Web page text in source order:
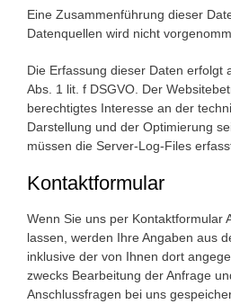
Eine Zusammenführung dieser
Datenquellen wird nicht
Die Erfassung dieser Daten erfolgt
Abs. 1 lit. f DSGVO. Der
berechtigtes Interesse an der
Darstellung und der Optimierung
müssen die Server-Log-Files
Kontaktformular
Wenn Sie uns per Kontaktformular
lassen, werden Ihre Angaben aus
inklusive der von Ihnen dort
zwecks Bearbeitung der Anfrage
Anschlussfragen bei uns